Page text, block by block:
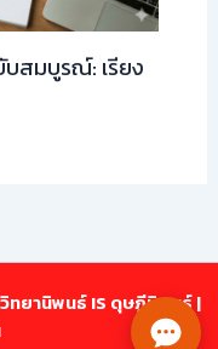
บสมบูรณ์: เรียง
ทยานิพนธ์ IS ดุษฎีนิพนธ์ |